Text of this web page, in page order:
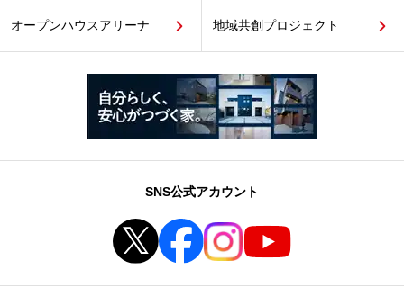
オープンハウスアリーナ 地域共創プロジェクト
SNS公式アカウント